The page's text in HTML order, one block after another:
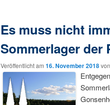
Es muss nicht
Sommerlager der
Veröffentlicht am 16. November 2018von